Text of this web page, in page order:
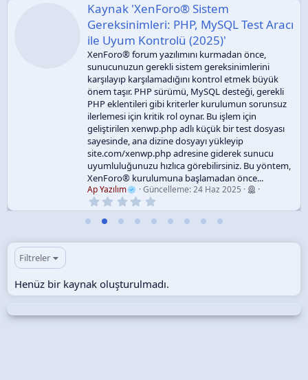
Kaynak 'XenForo® Sistem
Gereksinimleri: PHP, MySQL Test Aracı
ile Uyum Kontrolü (2025)'
XenForo® forum yazılımını kurmadan önce,
sunucunuzun gerekli sistem gereksinimlerini
karşılayıp karşılamadığını kontrol etmek büyük
önem taşır. PHP sürümü, MySQL desteği, gerekli
PHP eklentileri gibi kriterler kurulumun sorunsuz
ilerlemesi için kritik rol oynar. Bu işlem için
geliştirilen xenwp.php adlı küçük bir test dosyası
sayesinde, ana dizine dosyayı yükleyip
site.com/xenwp.php adresine giderek sunucu
uyumluluğunuzu hızlıca görebilirsiniz. Bu yöntem,
XenForo® kurulumuna başlamadan önce...
Ap Yazılım Güncelleme:24 Haz 2025
.
0
z
Filtreler
Henüz bir kaynak oluşturulmadı.